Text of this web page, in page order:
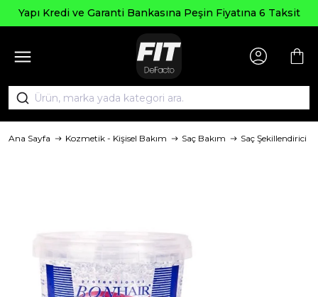
Yapı Kredi ve Garanti Bankasına Peşin Fiyatına 6 Taksit
Ana Sayfa Kozmetik - Kişisel Bakım Saç Bakım Saç Şekillendirici